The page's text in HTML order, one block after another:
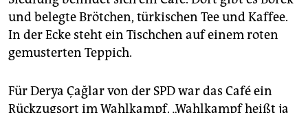
am 26. September 2021 verlief chaotisch: lange
Schlangen vor den Wahllokalen, falsche Stimmzettel,
Abstimmungen nach 18 Uhr. Das
Landesverfassungsgericht ordnete daraufhin eine
Ob auch die Bundestagswahl in 431 Berliner
Wahlbezirken wiederholt wird, muss das
und belegte Brötchen, türkischen Tee und Kaffee.
In der Ecke steht ein Tischchen auf einem roten
gemusterten Teppich.
Für Derya Çağlar von der SPD war das Café ein
Rückzugsort im Wahlkampf. „Wahlkampf heißt ja